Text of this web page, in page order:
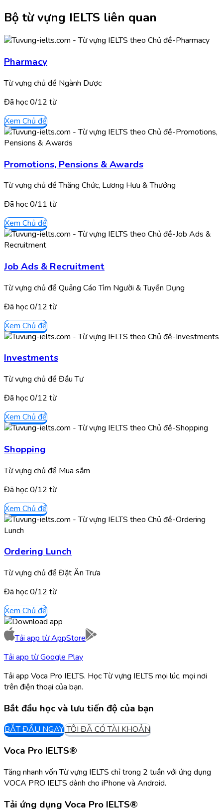
Bộ từ vựng IELTS liên quan
Pharmacy
Từ vựng chủ đề Ngành Dược
Đã học0/12 từ
Xem Chủ đề
Promotions, Pensions & Awards
Từ vựng chủ đề Thăng Chức, Lương Hưu & Thưởng
Đã học0/11 từ
Xem Chủ đề
Job Ads & Recruitment
Từ vựng chủ đề Quảng Cáo Tìm Người & Tuyển Dụng
Đã học0/12 từ
Xem Chủ đề
Investments
Từ vựng chủ đề Đầu Tư
Đã học0/12 từ
Xem Chủ đề
Shopping
Từ vựng chủ đề Mua sắm
Đã học0/12 từ
Xem Chủ đề
Ordering Lunch
Từ vựng chủ đề Đặt Ăn Trưa
Đã học0/12 từ
Xem Chủ đề
Tải app từAppStore
Tải app từGoogle Play
Tải app Voca Pro IELTS. Học Từ vựng IELTS mọi lúc, mọi nơi
trên điện thoại của bạn.
Bắt đầu học và lưu tiến độ của bạn
BẮT ĐẦU NGAY TÔI ĐÃ CÓ TÀI KHOẢN
Voca Pro IELTS®
Tăng nhanh vốn Từ vựng IELTS chỉ trong 2 tuần với ứng dụng
VOCA PRO IELTS dành cho iPhone và Android.
Tải ứng dụng Voca Pro IELTS®